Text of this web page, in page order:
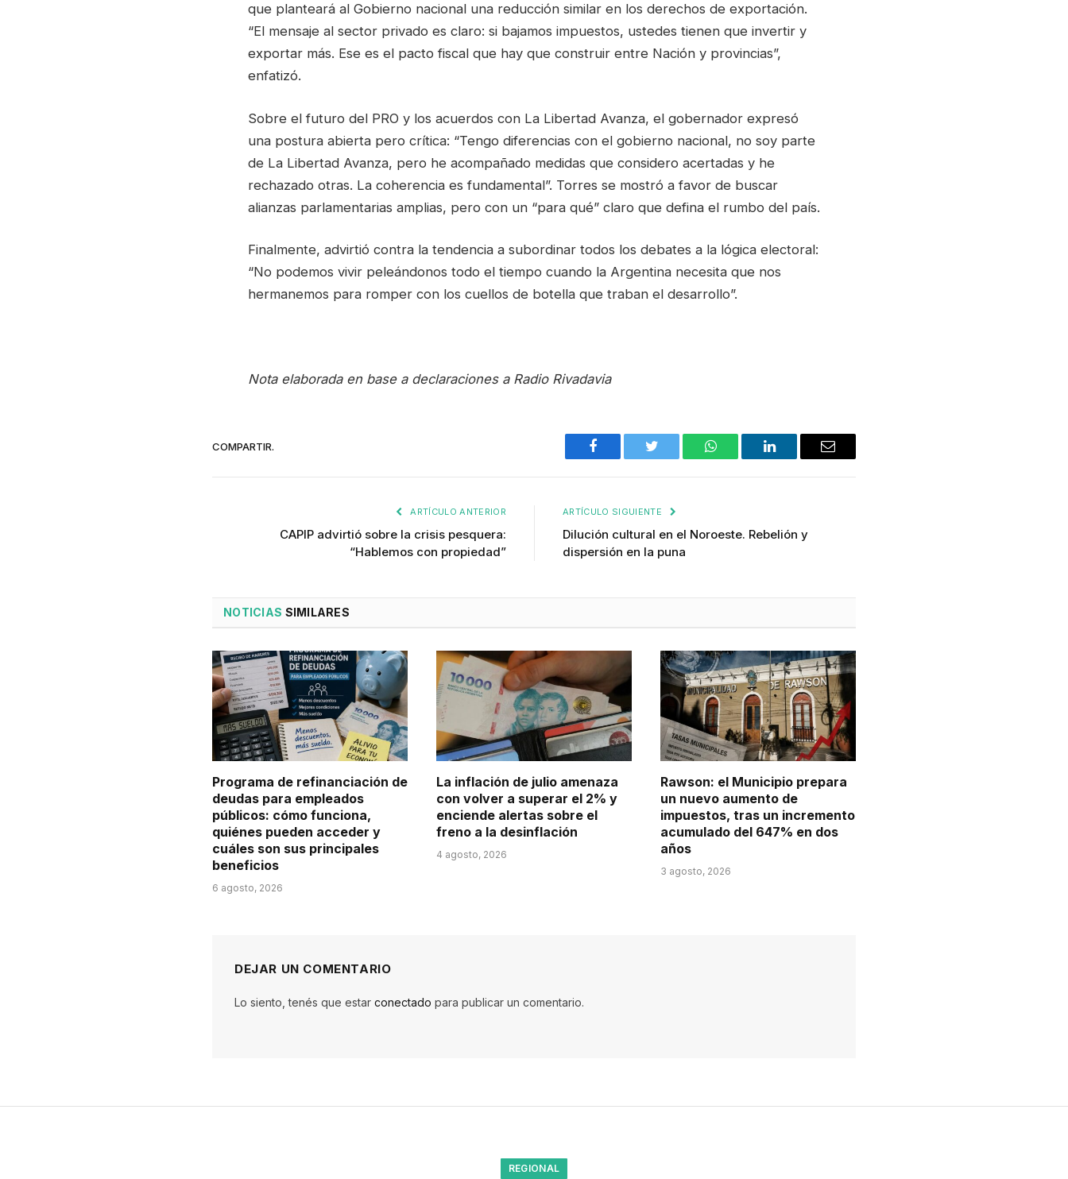
que planteará al Gobierno nacional una reducción similar en los derechos de exportación.
“El mensaje al sector privado es claro: si bajamos impuestos, ustedes tienen que invertir y
exportar más. Ese es el pacto fiscal que hay que construir entre Nación y provincias”,
enfatizó.
Sobre el futuro del PRO y los acuerdos con La Libertad Avanza, el gobernador expresó
una postura abierta pero crítica: “Tengo diferencias con el gobierno nacional, no soy parte
de La Libertad Avanza, pero he acompañado medidas que considero acertadas y he
rechazado otras. La coherencia es fundamental”. Torres se mostró a favor de buscar
alianzas parlamentarias amplias, pero con un “para qué” claro que defina el rumbo del país.
Finalmente, advirtió contra la tendencia a subordinar todos los debates a la lógica electoral:
“No podemos vivir peleándonos todo el tiempo cuando la Argentina necesita que nos
hermanemos para romper con los cuellos de botella que traban el desarrollo”.
Nota elaborada en base a declaraciones a Radio Rivadavia
COMPARTIR.
Facebook Twitter WhatsAppLinkedIn Email
ARTÍCULO ANTERIOR
CAPIP advirtió sobre la crisis pesquera:
“Hablemos con propiedad”
ARTÍCULO SIGUIENTE
Dilución cultural en el Noroeste. Rebelión y
dispersión en la puna
NOTICIAS SIMILARES
Programa de refinanciación de
deudas para empleados
públicos: cómo funciona,
quiénes pueden acceder y
cuáles son sus principales
beneficios
6 agosto, 2026
La inflación de julio amenaza
con volver a superar el 2% y
enciende alertas sobre el
freno a la desinflación
4 agosto, 2026
Rawson: el Municipio prepara
un nuevo aumento de
impuestos, tras un incremento
acumulado del 647% en dos
años
3 agosto, 2026
DEJAR UN COMENTARIO
Lo siento, tenés que estar conectado para publicar un comentario.
REGIONAL